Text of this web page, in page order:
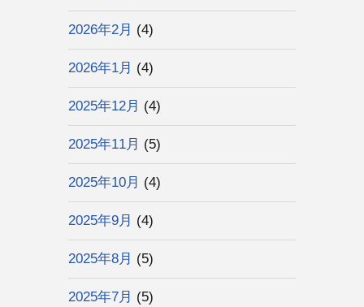
2026年2月 (4)
2026年1月 (4)
2025年12月 (4)
2025年11月 (5)
2025年10月 (4)
2025年9月 (4)
2025年8月 (5)
2025年7月 (5)